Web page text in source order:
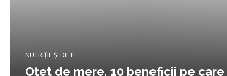
NUTRIȚIE ȘI DIETE
Oțet de mere. 10 beneficii pe